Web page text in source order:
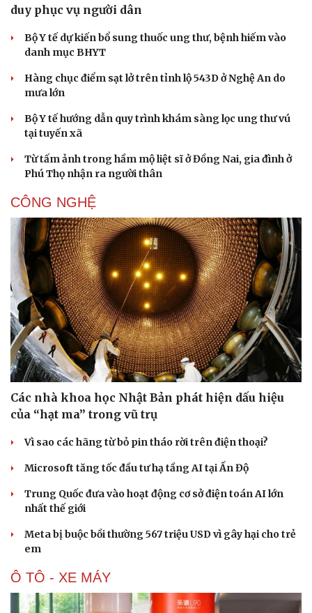
Tư vấn
Săn Tour
check-in
Đọc truyện đêm khuya
Cửa sổ tình yêu
duy phục vụ người dân
Bộ Y tế dự kiến bổ sung thuốc ung thư, bệnh hiếm vào
danh mục BHYT
Hàng chục điểm sạt lở trên tỉnh lộ 543D ở Nghệ An do
mưa lớn
Bộ Y tế hướng dẫn quy trình khám sàng lọc ung thư vú
tại tuyến xã
Từ tấm ảnh trong hầm mộ liệt sĩ ở Đồng Nai, gia đình ở
Phú Thọ nhận ra người thân
CÔNG NGHỆ
Các nhà khoa học Nhật Bản phát hiện dấu hiệu
của “hạt ma” trong vũ trụ
Vì sao các hãng từ bỏ pin tháo rời trên điện thoại?
Microsoft tăng tốc đầu tư hạ tầng AI tại Ấn Độ
Trung Quốc đưa vào hoạt động cơ sở điện toán AI lớn
nhất thế giới
Meta bị buộc bồi thường 567 triệu USD vì gây hại cho trẻ
em
Ô TÔ - XE MÁY